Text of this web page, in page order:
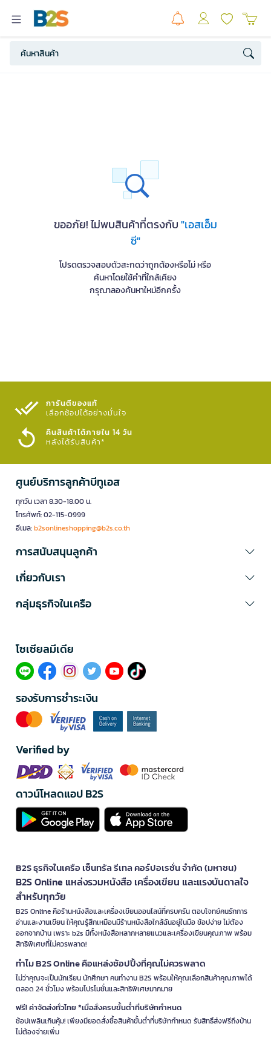
ขออภัย! ไม่พบสินค้าที่ตรงกับ"เอสเอ็ม
ซี"
โปรดตรวจสอบตัวสะกดว่าถูกต้องหรือไม่ หรือ
ค้นหาโดยใช้คำที่ใกล้เคียง
กรุณาลองค้นหาใหม่อีกครั้ง
การันตีของแท้
เลือกช้อปได้อย่างมั่นใจ​
คืนสินค้าได้ภายใน 14 วัน
หลังได้รับสินค้า*
ศูนย์บริการลูกค้าบีทูเอส
ทุกวัน เวลา 8.30-18.00 น.
โทรศัพท์: 02-115-0999
อีเมล:b2sonlineshopping@b2s.co.th
การสนับสนุนลูกค้า
เกี่ยวกับเรา
กลุ่มธุรกิจในเครือ
โซเซียลมีเดีย​
รองรับการชำระเงิน
Verified by
ดาวน์โหลดแอป B2S
B2S ธุรกิจในเครือ เซ็นทรัล รีเทล คอร์ปอเรชั่น จำกัด (มหาชน)
B2S Online แหล่งรวมหนังสือ เครื่องเขียน และแรงบันดาลใจ
สำหรับทุกวัย
B2S Online คือร้านหนังสือและเครื่องเขียนออนไลน์ที่ครบครัน ตอบโจทย์คนรักการ
อ่านและงานเขียน ให้คุณรู้สึกเหมือนมีร้านหนังสือใกล้ฉันอยู่ในมือ ช้อปง่าย ไม่ต้อง
ออกจากบ้าน เพราะ b2s มีทั้งหนังสือหลากหลายแนวและเครื่องเขียนคุณภาพ พร้อม
สิทธิพิเศษที่ไม่ควรพลาด!
ทำไม B2S Online คือแหล่งช้อปปิ้งที่คุณไม่ควรพลาด
ไม่ว่าคุณจะเป็นนักเรียน นักศึกษา คนทำงาน B2S พร้อมให้คุณเลือกสินค้าคุณภาพได้
ตลอด 24 ชั่วโมง พร้อมโปรโมชั่นและสิทธิพิเศษมากมาย
ฟรี! ค่าจัดส่งทั่วไทย *เมื่อสั่งครบขั้นต่ำที่บริษัทกำหนด
ช้อปเพลินเกินคุ้ม! เพียงมียอดสั่งซื้อสินค้าขั้นต่ำที่บริษัทกำหนด รับสิทธิ์ส่งฟรีถึงบ้าน
ไม่ต้องจ่ายเพิ่ม